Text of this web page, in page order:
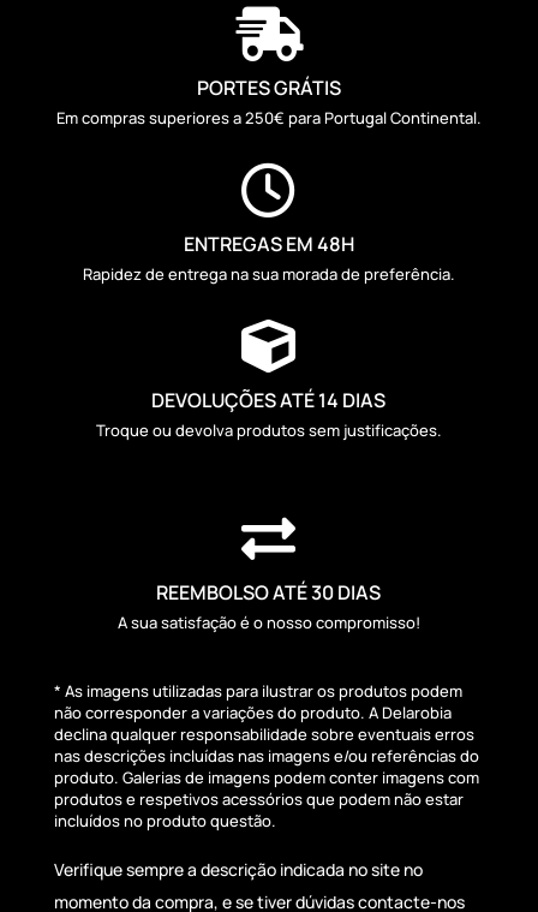

PORTES GRÁTIS
Em compras superiores a 250€ para Portugal Continental.

ENTREGAS EM 48H
Rapidez de entrega na sua morada de preferência.

DEVOLUÇÕES ATÉ 14 DIAS
Troque ou devolva produtos sem justificações.

REEMBOLSO ATÉ 30 DIAS
A sua satisfação é o nosso compromisso!
* As imagens utilizadas para ilustrar os produtos podem
não corresponder a variações do produto. A Delarobia
declina qualquer responsabilidade sobre eventuais erros
nas descrições incluídas nas imagens e/ou referências do
produto. Galerias de imagens podem conter imagens com
produtos e respetivos acessórios que podem não estar
incluídos no produto questão.
Verifique sempre a descrição indicada no site no
momento da compra, e se tiver dúvidas contacte-nos